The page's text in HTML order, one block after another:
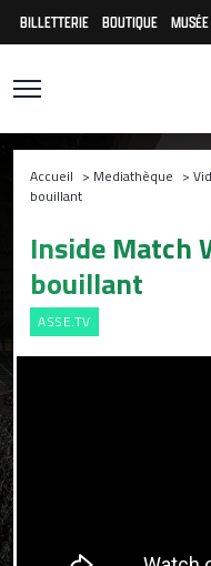
BILLETTERIE BOUTIQUE MUSÉE
Accueil > Mediathèque >
bouillant
Inside Match
bouillant
ASSE.TV